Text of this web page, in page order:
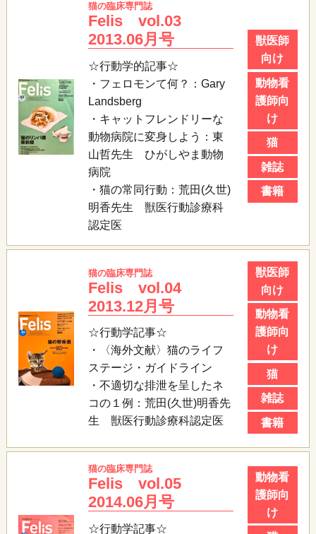
猫の臨床専門誌
Felis vol.03
2013.06月号
☆行動学的記事☆
・フェロモンて何？：Gary
Landsberg
・キャットフレンドリーな
動物病院に変身しよう：東
山哲先生 ひがしやま動物
病院
・猫の常同行動：荒田(久世)
明香先生 獣医行動診療科
認定医
獣医師
向け
動物看
護師向
け
猫
雑誌
書籍
猫の臨床専門誌
Felis vol.04
2013.12月号
☆行動学記事☆
・〈海外文献〉猫のライフ
ステージ・ガイドライン
・不適切な排泄を呈したネ
コの１例：荒田(久世)明香先
生 獣医行動診療科認定医
獣医師
向け
動物看
護師向
け
猫
雑誌
書籍
猫の臨床専門誌
Felis vol.05
2014.06月号
☆行動学記事☆
動物看
護師向
け